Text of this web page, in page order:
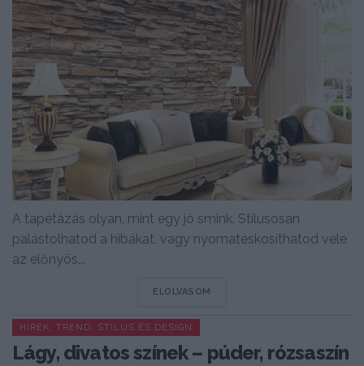
A tapétázás olyan, mint egy jó smink. Stílusosan
palástolhatod a hibákat, vagy nyomatéskosíthatod vele
az előnyös...
ELOLVASOM
HÍREK, TREND, STÍLUS ÉS DESIGN
Lágy, divatos színek – púder, rózsaszín